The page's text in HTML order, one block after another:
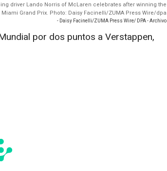
driver Lando Norris of McLaren celebrates after winning the
Miami Grand Prix. Photo: Daisy Facinelli/ZUMA Press Wire/dpa
- Daisy Facinelli/ZUMA Press Wire/ DPA - Archivo
por dos puntos a Verstappen,